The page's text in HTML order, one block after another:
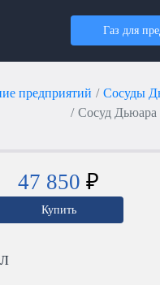
Газ для
предприятий
Сосуды
Сосуд
47 850₽
Купить